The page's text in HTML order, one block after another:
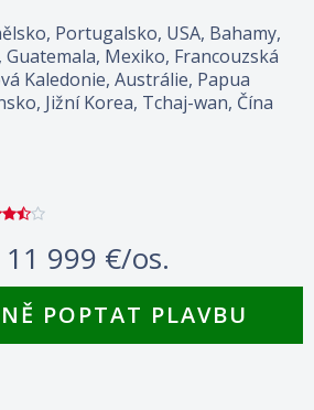
Portugalsko, USA, Bahamy,
Mexiko, Francouzská
Kaledonie, Austrálie, Papua
Jižní Korea, Tchaj-wan, Čína
11 999 €/os.
POPTAT PLAVBU